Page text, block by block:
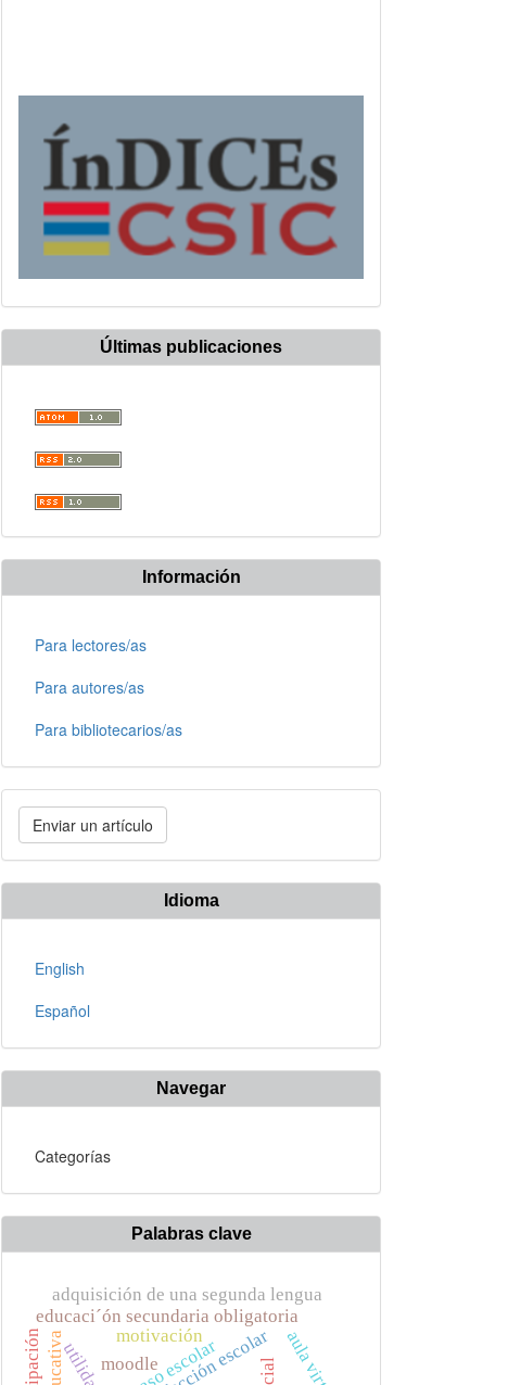
Últimas publicaciones
Información
Para lectores/as
Para autores/as
Para bibliotecarios/as
Enviar
un
artículo
Enviar un artículo
Idioma
English
Español
Navegar
Categorías
Palabras clave
educaci´ón secundaria obligatoria
adquisición de una segunda lengua
moodle
motivación
utilidad